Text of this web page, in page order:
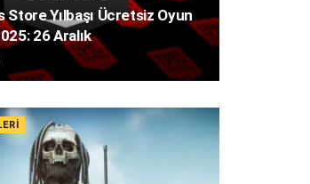
Store Yılbaşı Ücretsiz Oyun
26 Aralık